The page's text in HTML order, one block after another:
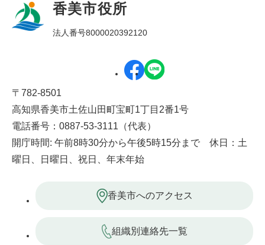
香美市役所
法人番号8000020392120
〒782-8501
高知県香美市土佐山田町宝町1丁目2番1号
電話番号：0887-53-3111（代表）
開庁時間: 午前8時30分から午後5時15分まで 休日：土
曜日、日曜日、祝日、年末年始
香美市へのアクセス
組織別連絡先一覧